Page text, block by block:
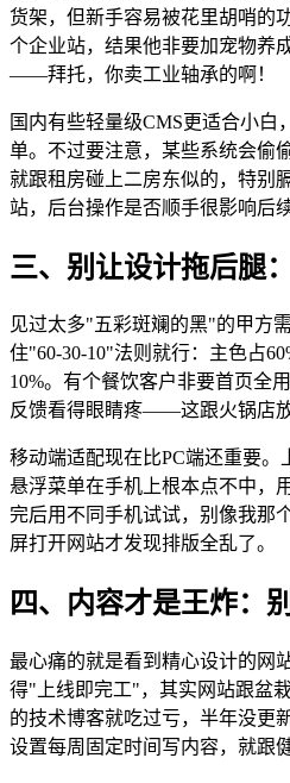
货架，但新手容易被花里胡哨的
个企业站，结果他非要加宠物养
——拜托，你卖工业轴承的啊！
国内有些轻量级CMS更适合小白
单。不过要注意，某些系统会偷
就跟租房碰上二房东似的，特别
站，后台操作是否顺手很影响后
三、别让设计拖后腿
见过太多"五彩斑斓的黑"的甲方
住"60-30-10"法则就行：主色占
10%。有个餐饮客户非要首页全
反馈看得眼睛疼——这跟火锅店
移动端适配现在比PC端还重要。
悬浮菜单在手机上根本点不中，
完后用不同手机试试，别像我那
屏打开网站才发现排版全乱了。
四、内容才是王炸：
最心痛的就是看到精心设计的网
得"上线即完工"，其实网站跟盆
的技术博客就吃过亏，半年没更
设置每周固定时间写内容，就跟